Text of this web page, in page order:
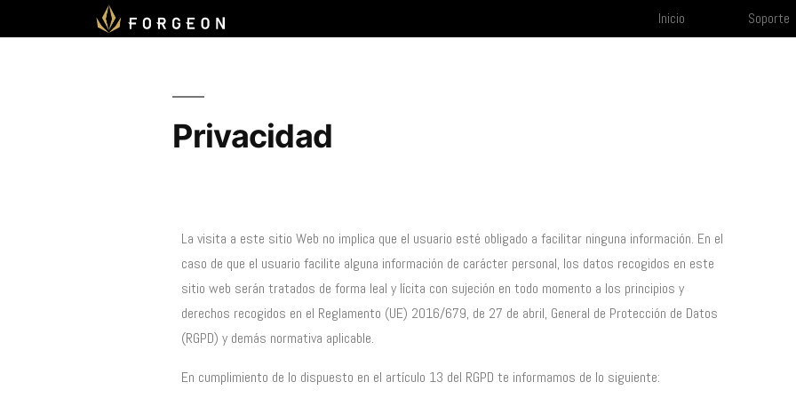
Inicio Soporte
Privacidad
La visita a este sitio Web no implica que el usuario esté obligado a facilitar ninguna información. En el
caso de que el usuario facilite alguna información de carácter personal, los datos recogidos en este
sitio web serán tratados de forma leal y lícita con sujeción en todo momento a los principios y
derechos recogidos en el Reglamento (UE) 2016/679, de 27 de abril, General de Protección de Datos
(RGPD) y demás normativa aplicable.
En cumplimiento de lo dispuesto en el artículo 13 del RGPD te informamos de lo siguiente: